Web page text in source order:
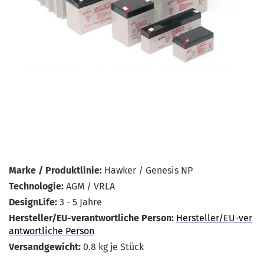
Marke / Produktlinie: Hawker / Genesis NP
Technologie: AGM / VRLA
DesignLife: 3 - 5 Jahre
Hersteller/EU-verantwortliche Person: Hersteller/EU-ver
antwortliche Person
Versandgewicht: 0.8 kg je Stück